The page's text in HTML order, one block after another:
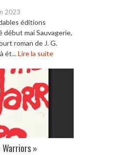
2023
éditions
mai Sauvagerie,
roman de J. G.
ét...Lire la suite
»